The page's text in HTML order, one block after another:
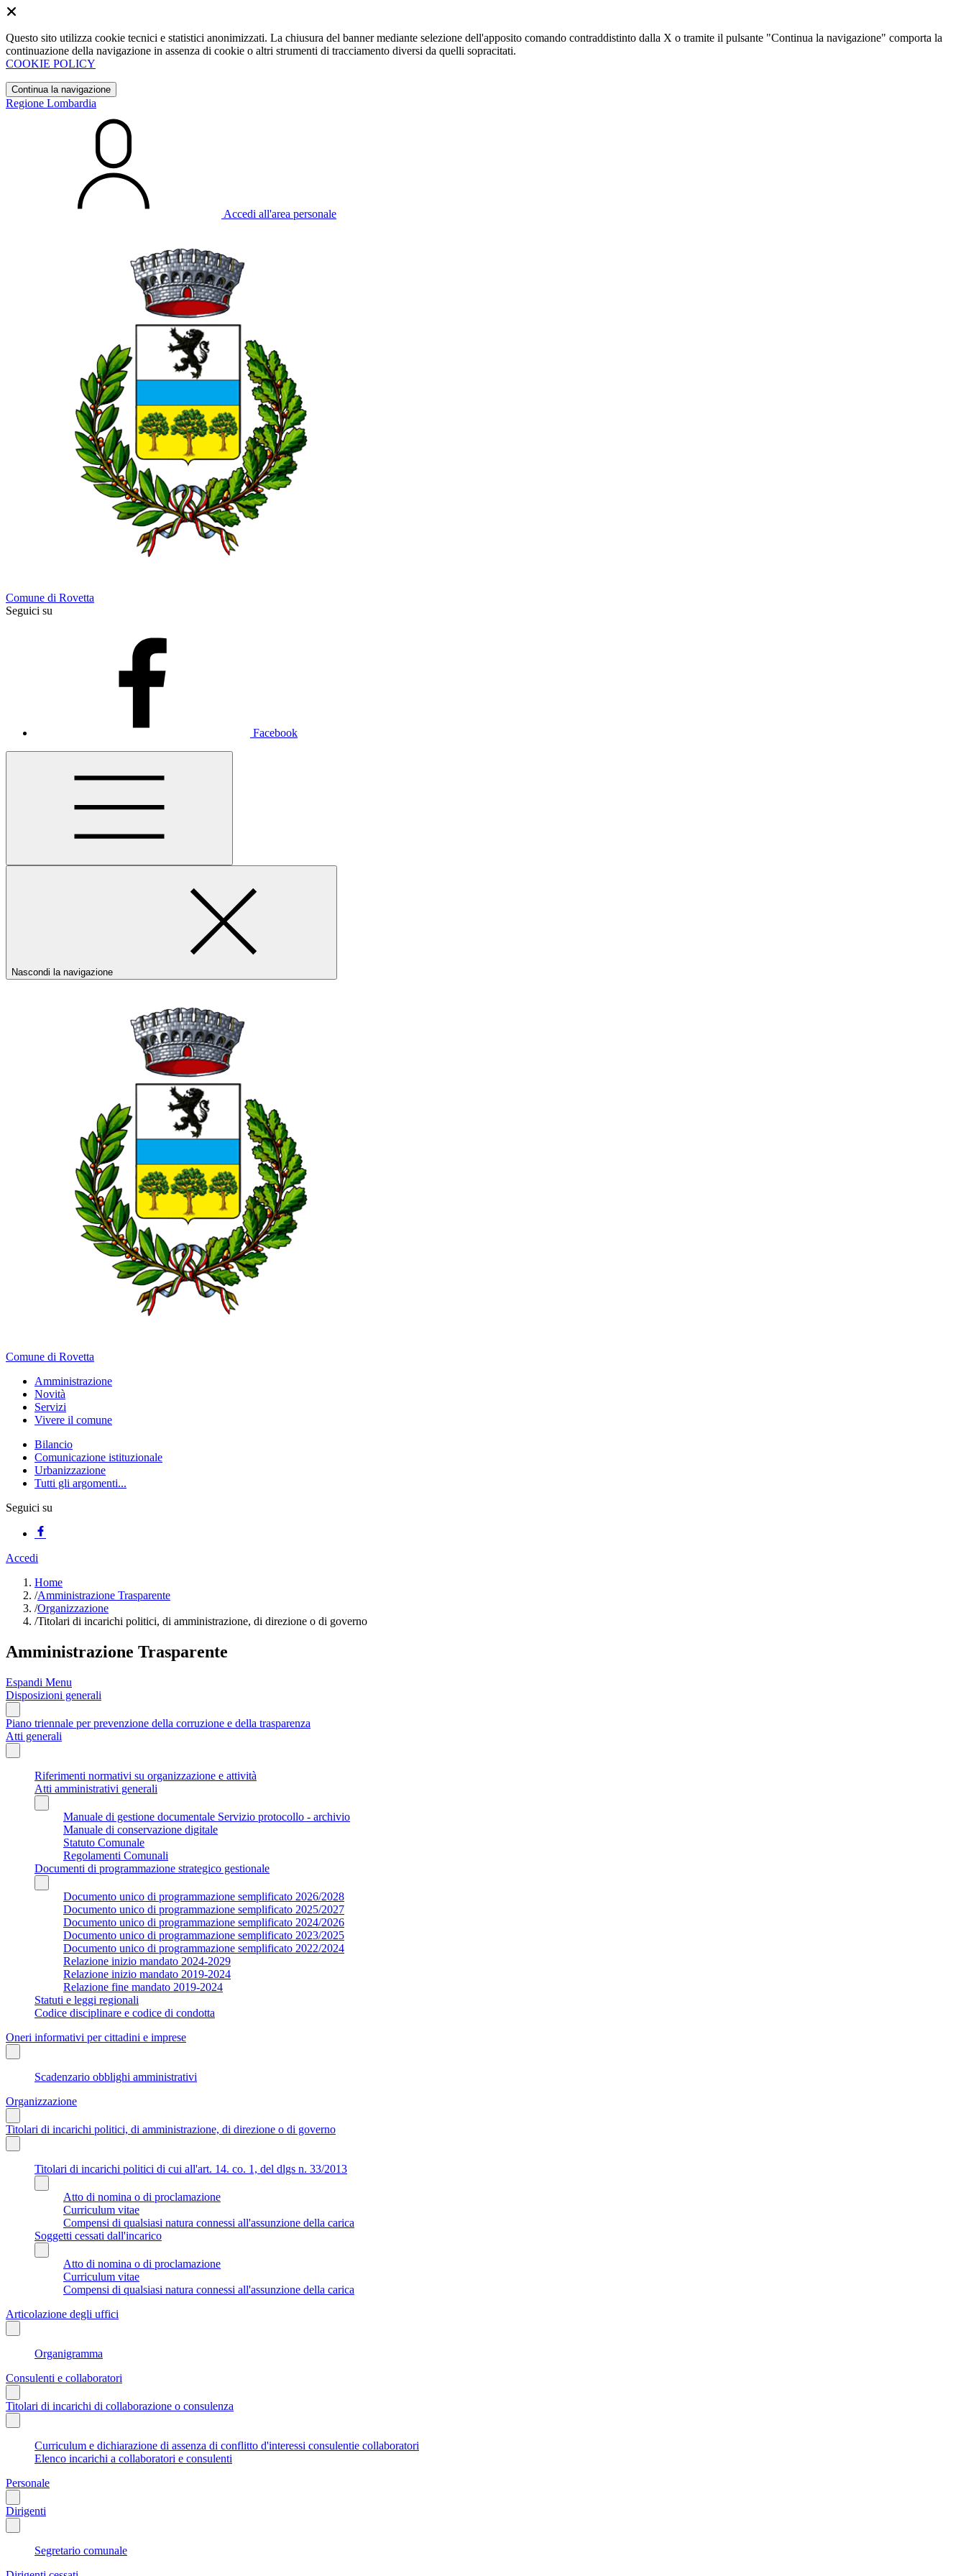
Questo sito utilizza cookie tecnici e statistici anonimizzati. La chiusura del banner mediante selezione dell'apposito comando contraddistinto dalla X o tramite il pulsante "Continua la navigazione" comporta la
continuazione della navigazione in assenza di cookie o altri strumenti di tracciamento diversi da quelli sopracitati.
COOKIE POLICY
Continua la navigazione
Regione Lombardia
Accedi all'area personale
Comune di Rovetta
Seguici su
Facebook
Nascondi la navigazione
Comune di Rovetta
Amministrazione
Novità
Servizi
Vivere il comune
Bilancio
Comunicazione istituzionale
Urbanizzazione
Tutti gli argomenti...
Seguici su
Accedi
Home
/Amministrazione Trasparente
/Organizzazione
/Titolari di incarichi politici, di amministrazione, di direzione o di governo
Amministrazione Trasparente
Espandi Menu
Disposizioni generali
Piano triennale per prevenzione della corruzione e della trasparenza
Atti generali
Riferimenti normativi su organizzazione e attività
Atti amministrativi generali
Manuale di gestione documentale Servizio protocollo - archivio
Manuale di conservazione digitale
Statuto Comunale
Regolamenti Comunali
Documenti di programmazione strategico gestionale
Documento unico di programmazione semplificato 2026/2028
Documento unico di programmazione semplificato 2025/2027
Documento unico di programmazione semplificato 2024/2026
Documento unico di programmazione semplificato 2023/2025
Documento unico di programmazione semplificato 2022/2024
Relazione inizio mandato 2024-2029
Relazione inizio mandato 2019-2024
Relazione fine mandato 2019-2024
Statuti e leggi regionali
Codice disciplinare e codice di condotta
Oneri informativi per cittadini e imprese
Scadenzario obblighi amministrativi
Organizzazione
Titolari di incarichi politici, di amministrazione, di direzione o di governo
Titolari di incarichi politici di cui all'art. 14. co. 1, del dlgs n. 33/2013
Atto di nomina o di proclamazione
Curriculum vitae
Compensi di qualsiasi natura connessi all'assunzione della carica
Soggetti cessati dall'incarico
Atto di nomina o di proclamazione
Curriculum vitae
Compensi di qualsiasi natura connessi all'assunzione della carica
Articolazione degli uffici
Organigramma
Consulenti e collaboratori
Titolari di incarichi di collaborazione o consulenza
Curriculum e dichiarazione di assenza di conflitto d'interessi consulentie collaboratori
Elenco incarichi a collaboratori e consulenti
Personale
Dirigenti
Segretario comunale